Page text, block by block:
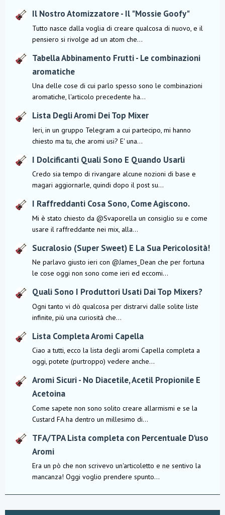
Il Nostro Atomizzatore - Il "Mossie Goofy"
Tutto nasce dalla voglia di creare qualcosa di nuovo, e il
pensiero si rivolge ad un atom che...
Tabella Abbinamento Frutti - Le combinazioni
aromatiche
Una delle cose di cui parlo spesso sono le combinazioni
aromatiche, l'articolo precedente ha...
Lista Degli Aromi Dei Top Mixer
Ieri, in un gruppo Telegram a cui partecipo, mi hanno
chiesto ma tu, che aromi usi? E' una...
I Dolcificanti Quali Sono E Quando Usarli
Credo sia tempo di rivangare alcune nozioni di base e
magari aggiornarle, quindi dopo il post su...
I Raffreddanti Cosa Sono, Come Agiscono.
Mi è stato chiesto da @Svaporella un consiglio su e come
usare il raffreddante nei mix, alla...
Sucralosio (Super Sweet) E La Sua Pericolosità!
Ne parlavo giusto ieri con @James_Dean che per fortuna
le cose oggi non sono come ieri ed eccomi...
Quali Sono I Produttori Usati Dai Top Mixers?
Ogni tanto vi dò qualcosa per distrarvi dalle solite liste
infinite, più una curiosità che...
Lista Completa Aromi Capella
Ciao a tutti, ecco la lista degli aromi Capella completa a
oggi, potete (purtroppo) vedere anche...
Aromi Sicuri - No Diacetile, Acetil Propionile E
Acetoina
Come sapete non sono solito creare allarmismi e se la
Custard FA ha dentro un millesimo di...
TFA/TPA Lista completa con Percentuale D'uso
Aromi
Era un pò che non scrivevo un'articoletto e ne sentivo la
mancanza! Oggi voglio prendere spunto...